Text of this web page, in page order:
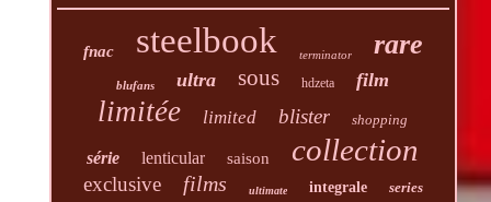
fnac steelbook terminator rare
blufans ultra sous hdzeta film
limitée limited blister shopping
série lenticular saison collection
exclusive films ultimate integrale series